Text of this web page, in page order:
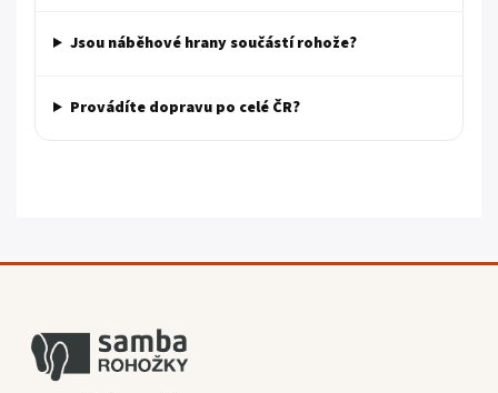
Jsou náběhové hrany součástí rohože?
Provádíte dopravu po celé ČR?